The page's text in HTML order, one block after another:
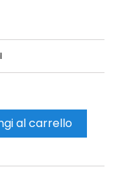
al carrello